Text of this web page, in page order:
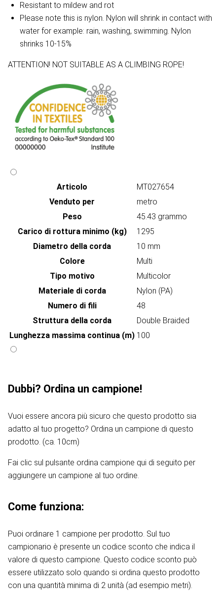
Resistant to mildew and rot
Please note this is nylon. Nylon will shrink in contact with
water for example: rain, washing, swimming. Nylon
shrinks 10-15%
ATTENTION! NOT SUITABLE AS A CLIMBING ROPE!
Articolo
MT027654
Venduto per
metro
Peso
45.43 grammo
Carico di rottura minimo (kg)
1295
Diametro della corda
10 mm
Colore
Multi
Tipo motivo
Multicolor
Materiale di corda
Nylon (PA)
Numero di fili
48
Struttura della corda
Double Braided
Lunghezza massima continua (m) 100
Dubbi? Ordina un campione!
Vuoi essere ancora più sicuro che questo prodotto sia
adatto al tuo progetto? Ordina un campione di questo
prodotto. (ca. 10cm)
Fai clic sul pulsante ordina campione qui di seguito per
aggiungere un campione al tuo ordine.
Come funziona:
Puoi ordinare 1 campione per prodotto. Sul tuo
campionario è presente un codice sconto che indica il
valore di questo campione. Questo codice sconto può
essere utilizzato solo quando si ordina questo prodotto
con una quantità minima di 2 unità (ad esempio metri).